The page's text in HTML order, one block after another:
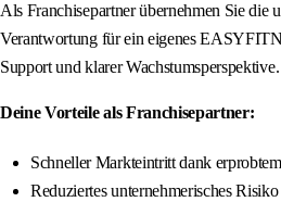
Als Franchisepartner übernehmen Sie die
Verantwortung für ein eigenes
Support und klarer Wachstumsperspektive.
Deine Vorteile als Franchisepartner:
Schneller Markteintritt dank
Reduziertes unternehmerisches